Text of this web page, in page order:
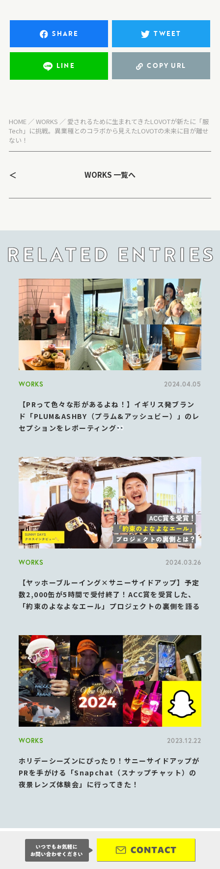
SHARE TWEET
LINE COPY URL
HOME WORKS
愛されるために生まれてきたLOVOTが新たに「服
Tech」に挑戦。異業種とのコラボから見えたLOVOTの未来に目が離せ
ない！
＜ WORKS 一覧へ
RELATED ENTRIES
WORKS 2024.04.05
【PRって色々な形があるよね！】イギリス発ブラン
ド「PLUM&ASHBY（プラム&アッシュビー）」のレ
セプションをレポーティング
WORKS 2024.03.26
【ヤッホーブルーイング×サニーサイドアップ】予定
数2,000缶が5時間で受付終了！ACC賞を受賞した、
「約束のよなよなエール」プロジェクトの裏側を語る
WORKS 2023.12.22
ホリデーシーズンにぴったり！サニーサイドアップが
PRを手がける「Snapchat（スナップチャット）の
夜景レンズ体験会」に行ってきた！